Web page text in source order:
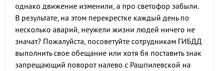
однако движение изменили, а про светофор забыли.
В результате, на этом перекрестке каждый день по
несколько аварий, неужели жизни людей ничего не
значат? Пожалуйста, посоветуйте сотрудникам ГИБДД
выполнить свое обещание или хотя бя поставить знак
запрещающий поворот налево с Рашпилевской на